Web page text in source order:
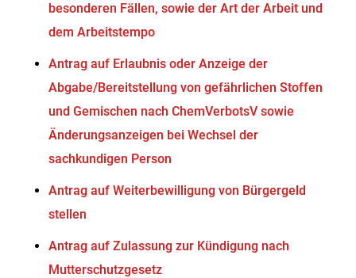
besonderen Fällen, sowie der Art der Arbeit und
dem Arbeitstempo
Antrag auf Erlaubnis oder Anzeige der
Abgabe/Bereitstellung von gefährlichen Stoffen
und Gemischen nach ChemVerbotsV sowie
Änderungsanzeigen bei Wechsel der
sachkundigen Person
Antrag auf Weiterbewilligung von Bürgergeld
stellen
Antrag auf Zulassung zur Kündigung nach
Mutterschutzgesetz